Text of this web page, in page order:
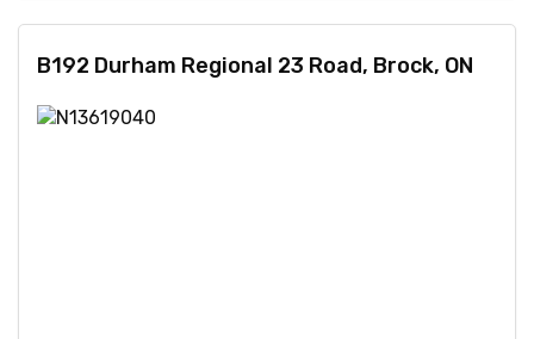
B192 Durham Regional 23 Road, Brock, ON